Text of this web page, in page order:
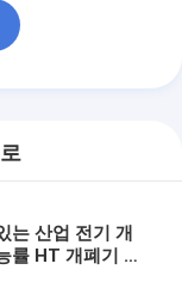
는 산업 전기 개
률 HT 개폐기 패